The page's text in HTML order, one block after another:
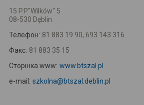
15 P.P."Wilków" 5
08-530 Dęblin
Телефон: 81 883 19 90, 693 143 316
Факс: 81 883 35 15
Сторінка www: www.btszal.pl
e-mail: szkolna@btszal.deblin.pl